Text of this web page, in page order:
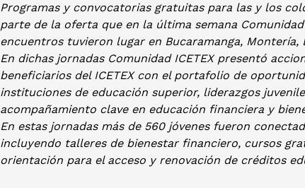
Programas y convocatorias gratuitas para las y los
parte de la oferta que en la última semana
encuentros tuvieron lugar en Bucaramanga, Montería,
En dichas jornadas Comunidad ICETEX presentó
beneficiarios del ICETEX con el portafolio de
instituciones de educación superior, liderazgos
acompañamiento clave en educación financiera y
En estas jornadas más de 560 jóvenes fueron
incluyendo talleres de bienestar financiero, cursos
orientación para el acceso y renovación de créditos